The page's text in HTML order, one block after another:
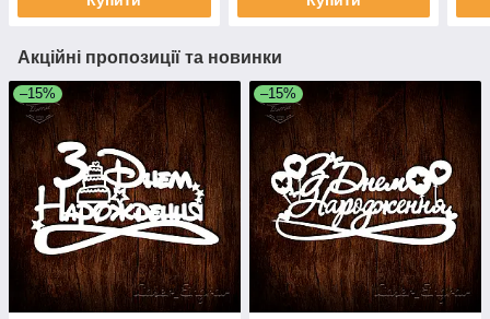
Акційні пропозиції та новинки
–15% –15%